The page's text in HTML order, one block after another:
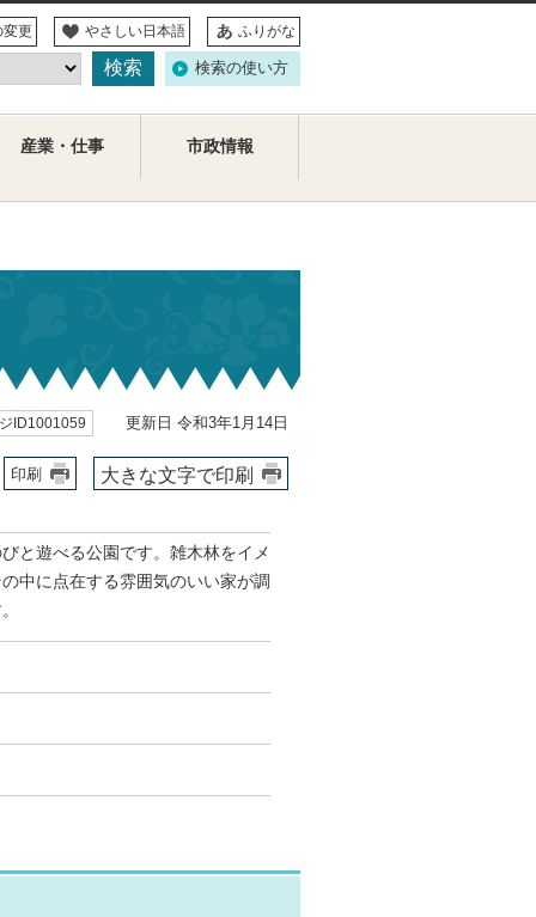
更 やさしい日本語 ふりがな
検索の使い方
産業・仕事 市政情報
ID1001059 更新日 令和3年1月14日
印刷 大きな文字で印刷
と遊べる公園です。雑木林をイメ
中に点在する雰囲気のいい家が調